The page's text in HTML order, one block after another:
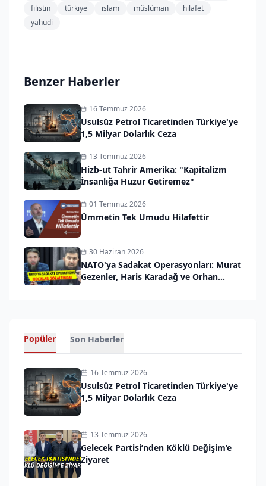
filistin türkiye islam müslüman
hilafet
yahudi
Benzer Haberler
16 Temmuz 2026
Usulsüz Petrol Ticaretinden Türkiye'ye
1,5 Milyar Dolarlık Ceza
13 Temmuz 2026
Hizb-ut Tahrir Amerika: "Kapitalizm
İnsanlığa Huzur Getiremez"
01 Temmuz 2026
Ümmetin Tek Umudu Hilafettir
30 Haziran 2026
NATO'ya Sadakat Operasyonları: Murat
Gezenler, Haris Karadağ ve Orhan
Popüler Son Haberler
16 Temmuz 2026
Usulsüz Petrol Ticaretinden Türkiye'ye
1,5 Milyar Dolarlık Ceza
13 Temmuz 2026
Gelecek Partisi’nden Köklü Değişim’e
Ziyaret